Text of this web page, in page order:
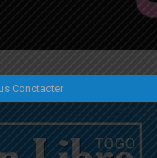
Conctacter